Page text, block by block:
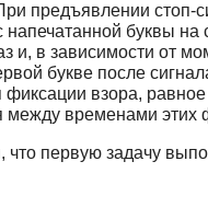
предъявлении стоп-
напечатанной буквы
и, в зависимости от
букве после
фиксации взора,
временами
первую задачу